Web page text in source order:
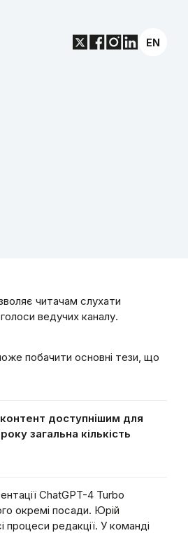
EN
читачам слухати
ведучих каналу.
побачити основні тези, що
доступнішим для
загальна кількість
ChatGPT-4 Turbo
окремі посади. Юрій
процеси редакції. У команді